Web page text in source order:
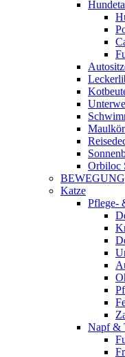
Orbiloc
Katze
Pflege-
Napf &